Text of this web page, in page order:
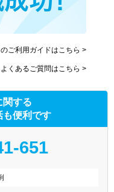
ご利用ガイドはこちら >
よくあるご質問はこちら >
関する
も便利です
651